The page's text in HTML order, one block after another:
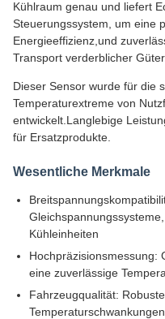
Kühlraum genau und liefert
Steuerungssystem, um eine
Energieeffizienz,und
Transport verderblicher Güter.
Dieser Sensor wurde für die
Temperaturextreme von
entwickelt.Langlebige
für Ersatzprodukte.
Wesentliche Merkmale
Kühleinheiten
Hochpräzisionsmessung:
eine zuverlässige
Fahrzeugqualität: